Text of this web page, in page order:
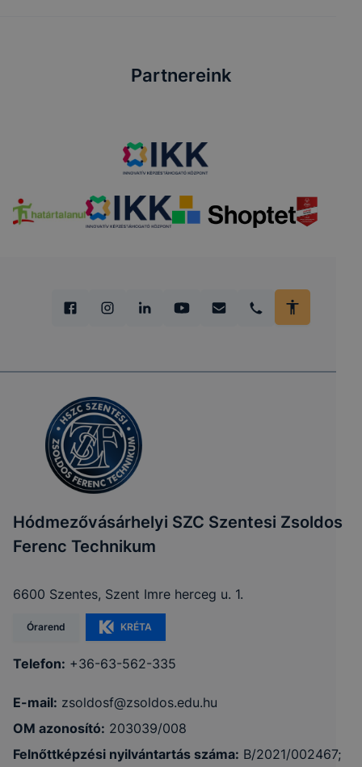
Partnereink
Hódmezővásárhelyi SZC Szentesi Zsoldos
Ferenc Technikum
6600 Szentes, Szent Imre herceg u. 1.
Órarend KRÉTA
Telefon: +36-63-562-335
E-mail: zsoldosf@zsoldos.edu.hu
OM azonosító: 203039/008
Felnőttképzési nyilvántartás száma: B/2021/002467;